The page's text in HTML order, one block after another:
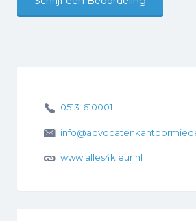
0513-610001
www.alles4kleur.nl